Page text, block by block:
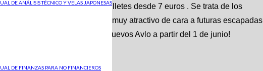
DE ANÁLISIS TÉCNICO Y VELAS JAPONESAS
DE FINANZAS PARA NO FINANCIEROS
adherida esta promoción de billetes desde 7 euros . Se trata de los
Málaga , algo que será muy atractivo de cara a futuras escapadas
Código Desktop 🔊 ¡Nuevos Avlo a partir del 1 de junio!